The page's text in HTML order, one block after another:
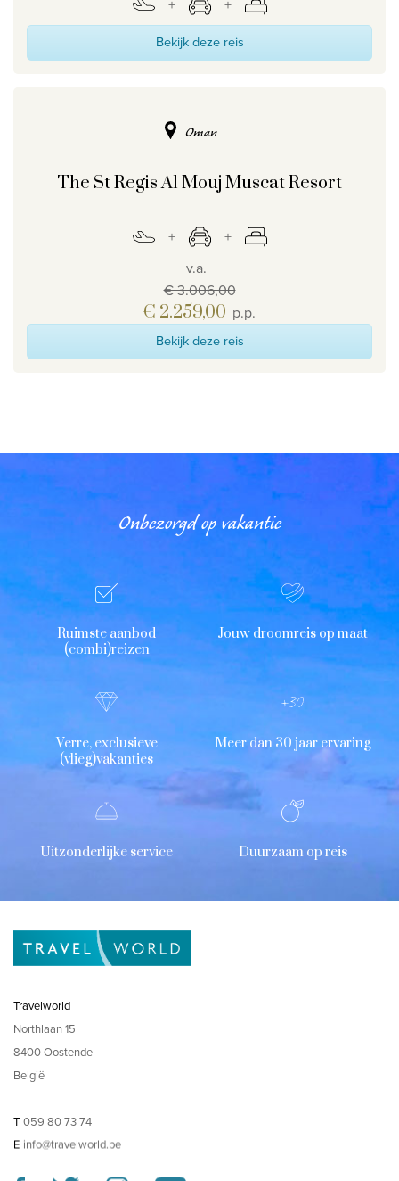
Bekijk deze reis
Oman
The St Regis Al Mouj Muscat Resort
v.a.
€ 3.006,00
€ 2.259,00 p.p.
Bekijk deze reis
Onbezorgd op vakantie
Ruimste aanbod
(combi)reizen
Jouw droomreis op maat
Verre, exclusieve
(vlieg)vakanties
Meer dan 30 jaar ervaring
Uitzonderlijke service Duurzaam op reis
Travelworld
Northlaan 15
8400 Oostende
België
T 059 80 73 74
E info@travelworld.be